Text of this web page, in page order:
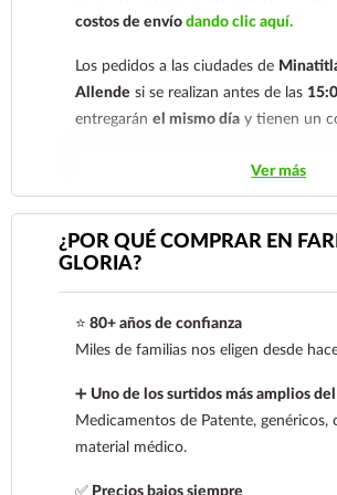
Gloria de Coatzacoalcos S.A. de
cuenta: Clave:
su comprobante de pago a al
electrónico:
costos de envíodando clic aquí.
Los pedidos a las ciudades de
Allende si se realizan antes de las
entregaránel mismo día y tienen un
Los pedidos de otras localidades se
.Sólo hacemos envíos
nacional.
económica. En la tarifa nacional al día
pedidos deben realizarseantes de las
tiempo de entrega de la tarifa
días.
En losproductos refrigerados siempre
seleccionar la tarifa nacional día
Ver más
¿POR QUÉ COMPRAR EN
GLORIA?
⭐ 80+ años de confianza
Miles de familias nos eligen desde
➕ Uno de los surtidos más amplios
Medicamentos de Patente, genéricos,
material médico.
✅ Precios bajos siempre